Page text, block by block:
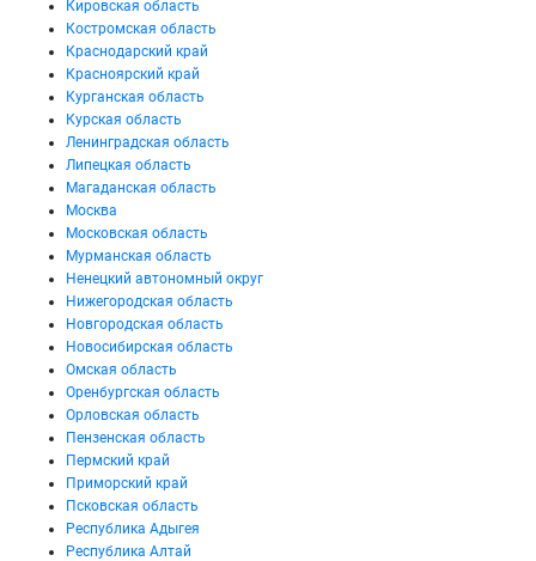
Кировская область
Костромская область
Краснодарский край
Красноярский край
Курганская область
Курская область
Ленинградская область
Липецкая область
Магаданская область
Москва
Московская область
Мурманская область
Ненецкий автономный округ
Нижегородская область
Новгородская область
Новосибирская область
Омская область
Оренбургская область
Орловская область
Пензенская область
Пермский край
Приморский край
Псковская область
Республика Адыгея
Республика Алтай